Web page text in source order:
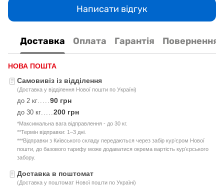
Написати відгук
Доставка Оплата Гарантія Повернення
НОВА ПОШТА
Самовивіз із відділення
(Доставка у відділення Нової пошти по Україні)
до 2 кг 90 грн
до 30 кг 200 грн
*Максимальна вага відправлення - до 30 кг.
**Термін відправки: 1–3 дні.
***Відправки з Київського складу передаються через забір курʼєром Нової
пошти, до базового тарифу може додаватися окрема вартість курʼєрського
забору.
Доставка в поштомат
(Доставка у поштомат Нової пошти по Україні)